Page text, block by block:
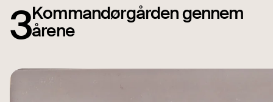
Kommandørgården gennem
årene
3